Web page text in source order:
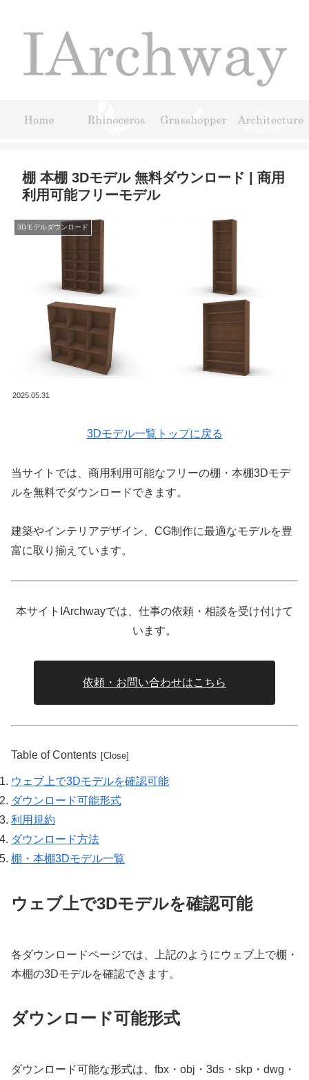
棚 本棚 3Dモデル 無料ダウンロード | 商用
利用可能フリーモデル
3Dモデルダウンロード
2025.05.31
3Dモデル一覧トップに戻る
当サイトでは、商用利用可能なフリーの棚・本棚3Dモデ
ルを無料でダウンロードできます。
建築やインテリアデザイン、CG制作に最適なモデルを豊
富に取り揃えています。
本サイトIArchwayでは、仕事の依頼・相談を受け付けて
います。
依頼・お問い合わせはこちら
Table of Contents
ウェブ上で3Dモデルを確認可能
ダウンロード可能形式
利用規約
ダウンロード方法
棚・本棚3Dモデル一覧
ウェブ上で3Dモデルを確認可能
各ダウンロードページでは、上記のようにウェブ上で棚・
本棚の3Dモデルを確認できます。
ダウンロード可能形式
ダウンロード可能な形式は、fbx・obj・3ds・skp・dwg・